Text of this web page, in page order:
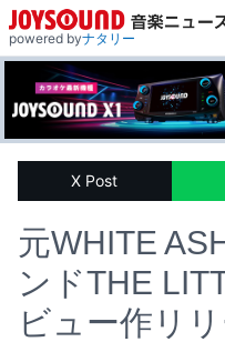
powered byナタリー
X Post
元WHITE
ンドTHE
ビュー作リ